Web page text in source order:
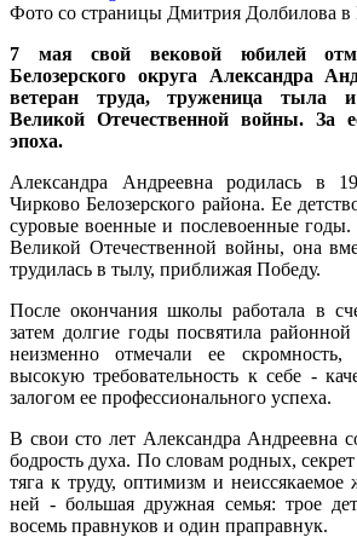
Фото со страницы Дмитрия Долбилова
7 мая свой вековой юбилей
Белозерского округа Александра
ветеран труда, труженица тыла
Великой Отечественной войны. За
эпоха.
Александра Андреевна родилась в
Чирково Белозерского района. Ее
суровые военные и послевоенные
Великой Отечественной войны, она
трудилась в тылу, приближая Победу.
После окончания школы работала в
затем долгие годы посвятила районной
неизменно отмечали ее скромность,
высокую требовательность к себе -
залогом ее профессионального успеха.
В свои сто лет Александра Андреевна
бодрость духа. По словам родных, секрет
тяга к труду, оптимизм и
ней - большая дружная семья: трое
восемь правнуков и один праправнук.